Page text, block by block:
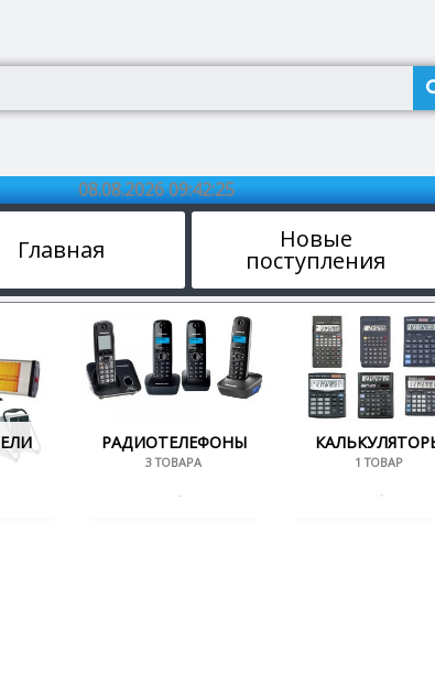
08.08.2026 09:42:25
Главная Новые
поступления
РАДИОТЕЛЕФОНЫ
3 ТОВАРА 1 ТОВАР